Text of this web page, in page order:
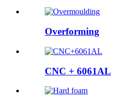
Overforming
CNC + 6061AL